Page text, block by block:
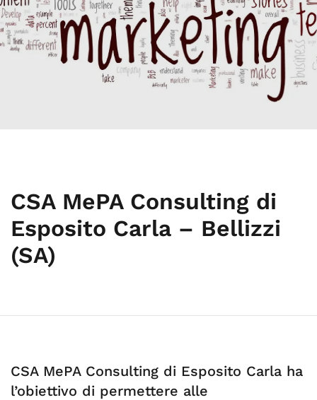
CSA MePA Consulting di
Esposito Carla – Bellizzi
(SA)
CSA MePA Consulting di Esposito Carla ha
l’obiettivo di permettere alle